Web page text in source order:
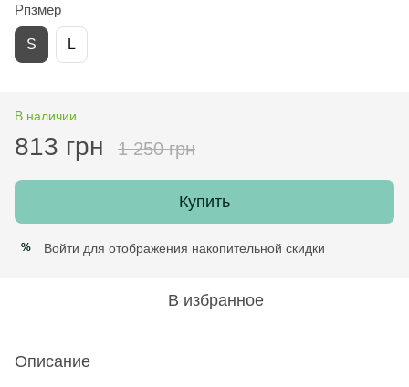
Рпзмер
S L
В наличии
813 грн 1 250 грн
Купить
% Войти для отображения накопительной скидки
В избранное
Описание